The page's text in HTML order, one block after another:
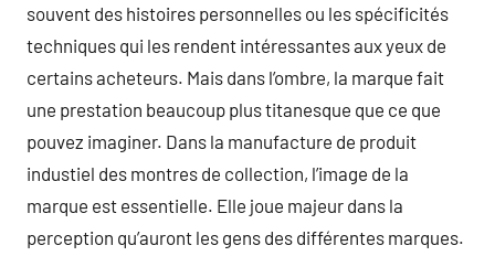
souvent des histoires personnelles ou les spécificités
techniques qui les rendent intéressantes aux yeux de
certains acheteurs. Mais dans l’ombre, la marque fait
une prestation beaucoup plus titanesque que ce que
pouvez imaginer. Dans la manufacture de produit
industiel des montres de collection, l’image de la
marque est essentielle. Elle joue majeur dans la
perception qu’auront les gens des différentes marques.